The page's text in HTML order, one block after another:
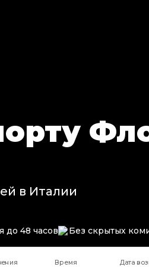
в Италии
до 48 часов Без скрытых
Время Дата